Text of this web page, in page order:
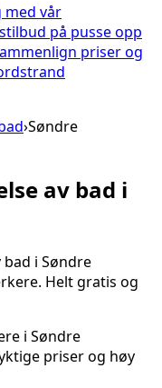
med vår
på pusse opp
priser og
›Søndre
av bad i
bad i Søndre
Helt gratis og
i Søndre
priser og høy